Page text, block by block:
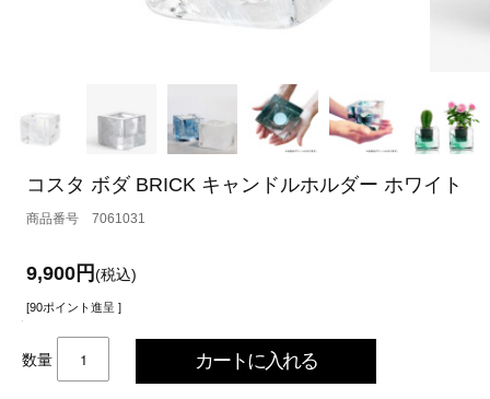
コスタ ボダ BRICK キャンドルホルダー ホワイト
7061031
9,900円(税込)
[90ポイント進呈 ]
数量